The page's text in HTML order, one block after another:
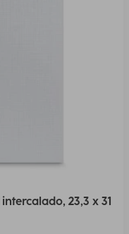
23,3 x 31